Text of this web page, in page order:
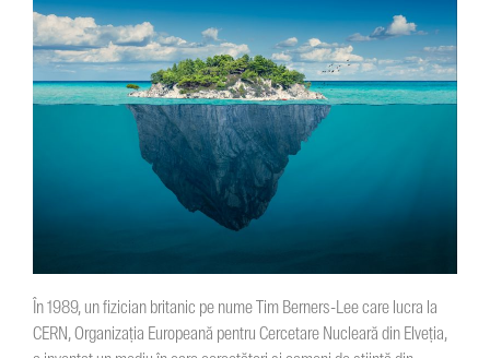
În 1989, un fizician britanic pe nume Tim Berners-Lee care lucra la
CERN, Organizația Europeană pentru Cercetare Nucleară din Elveția,